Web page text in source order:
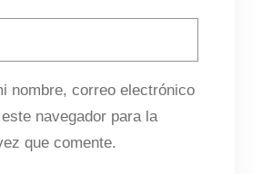
nombre, correo electrónico
navegador para la
que comente.